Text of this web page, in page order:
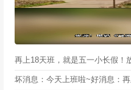
再上18天班，就是五一小长假！